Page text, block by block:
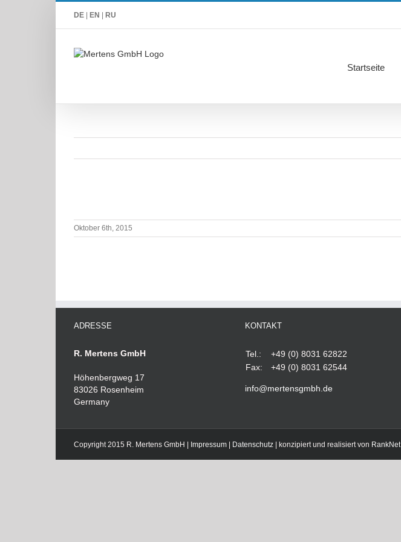
DE EN RU
Startseite
Oktober 6th, 2015
ADRESSE
R. Mertens GmbH
Höhenbergweg 17
83026 Rosenheim
Germany
KONTAKT
Tel.:
+49 (0) 8031 62822
Fax:
+49 (0) 8031 62544
info@mertensgmbh.de
Copyright 2015 R. Mertens GmbH | Impressum Datenschutz | konzipiert und realisiert von RankNet